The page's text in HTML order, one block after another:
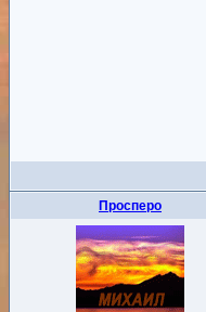
Просперо